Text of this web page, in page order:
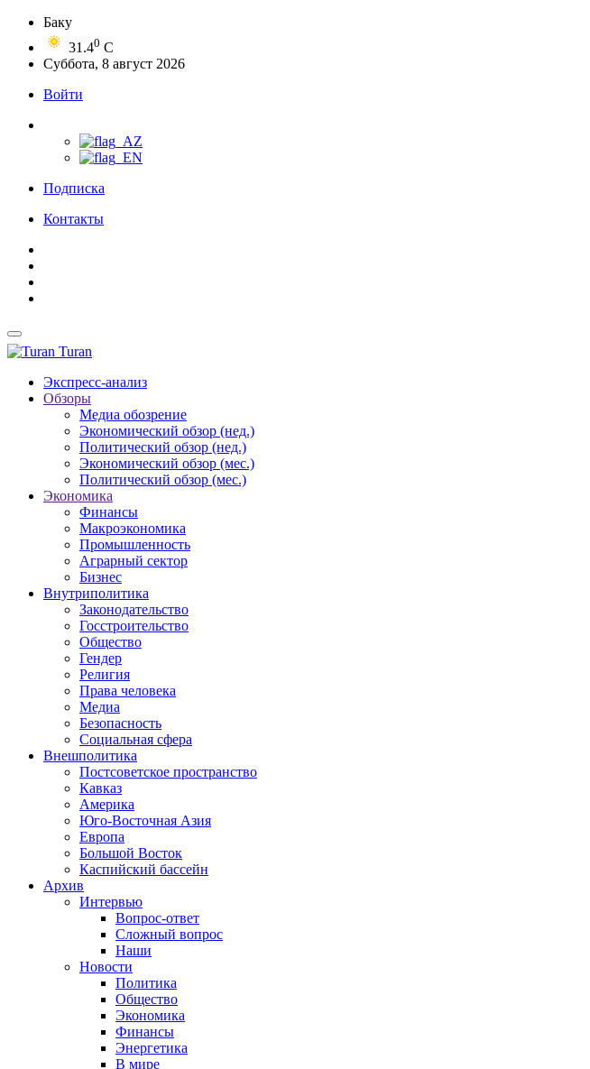
Баку
31.40 C
Суббота, 8 август 2026
Войти
Подписка
Контакты
Turan
Экспресс-анализ
Обзоры
Медиа обозрение
Экономический обзор (нед.)
Политический обзор (нед.)
Экономический обзор (мес.)
Политический обзор (мес.)
Экономика
Финансы
Макроэкономика
Промышленность
Аграрный сектор
Бизнес
Внутриполитика
Законодательство
Госстроительство
Общество
Гендер
Религия
Права человека
Медиа
Безопасность
Социальная сфера
Внешполитика
Постсоветское пространство
Кавказ
Америка
Юго-Восточная Азия
Европа
Большой Восток
Каспийский бассейн
Архив
Интервью
Вопрос-ответ
Сложный вопрос
Наши
Новости
Политика
Общество
Экономика
Финансы
Энергетика
В мире